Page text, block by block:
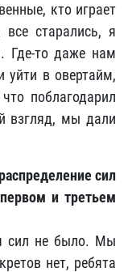
кто играет
старались, я
Где-то даже нам
уйти в овертайм,
поблагодарил
взгляд, мы дали
сил
и третьем
сил не было. Мы
нет, ребята